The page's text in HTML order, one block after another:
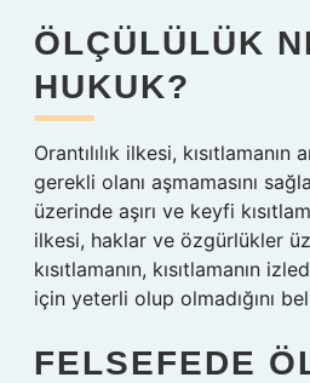
ÖLÇÜLÜLÜK
HUKUK?
Orantılılık ilkesi,
gerekli olanı aşmamasını
üzerinde aşırı ve keyfi
ilkesi, haklar ve özgürlükler
kısıtlamanın, kısıtlamanın
için yeterli olup olmadığını
FELSEFEDE